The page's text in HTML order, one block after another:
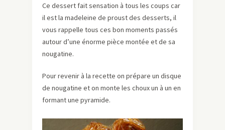
Ce dessert fait sensation à tous les coups car
il est la madeleine de proust des desserts, il
vous rappelle tous ces bon moments passés
autour d’une énorme pièce montée et de sa
nougatine.
Pour revenir à la recette on prépare un disque
de nougatine et on monte les choux un à un en
formant une pyramide.